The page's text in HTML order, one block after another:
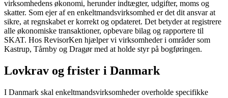
virksomhedens økonomi, herunder indtægter, udgifter, moms og
skatter. Som ejer af en enkeltmandsvirksomhed er det dit ansvar at
sikre, at regnskabet er korrekt og opdateret. Det betyder at registrere
alle økonomiske transaktioner, opbevare bilag og rapportere til
SKAT. Hos RevisorKen hjælper vi virksomheder i områder som
Kastrup, Tårnby og Dragør med at holde styr på bogføringen.
Lovkrav og frister i Danmark
I Danmark skal enkeltmandsvirksomheder overholde specifikke